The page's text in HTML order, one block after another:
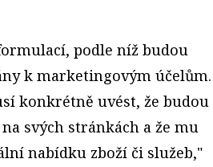
podle níž budou
k marketingovým účelům.
konkrétně uvést, že budou
svých stránkách a že mu
nabídku zboží či služeb,"